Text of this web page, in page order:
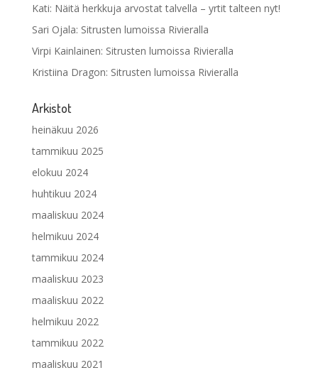
Kati: Näitä herkkuja arvostat talvella – yrtit talteen nyt!
Sari Ojala: Sitrusten lumoissa Rivieralla
Virpi Kainlainen: Sitrusten lumoissa Rivieralla
Kristiina Dragon: Sitrusten lumoissa Rivieralla
Arkistot
heinäkuu 2026
tammikuu 2025
elokuu 2024
huhtikuu 2024
maaliskuu 2024
helmikuu 2024
tammikuu 2024
maaliskuu 2023
maaliskuu 2022
helmikuu 2022
tammikuu 2022
maaliskuu 2021